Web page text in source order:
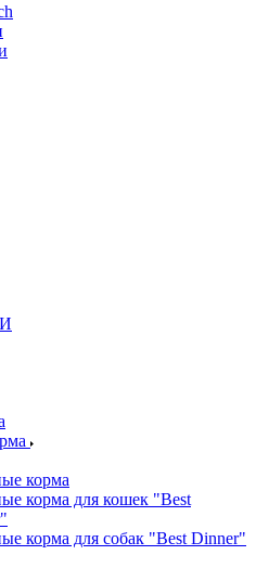
корма
корма для кошек "Best
корма для собак "Best Dinner"